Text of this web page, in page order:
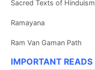
Sacred Texts of Hinduism
Ramayana
Ram Van Gaman Path
IMPORTANT READS